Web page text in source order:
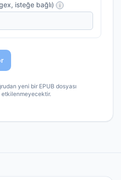
isteğe bağlı) i
yeni bir EPUB dosyası
etkilenmeyecektir.